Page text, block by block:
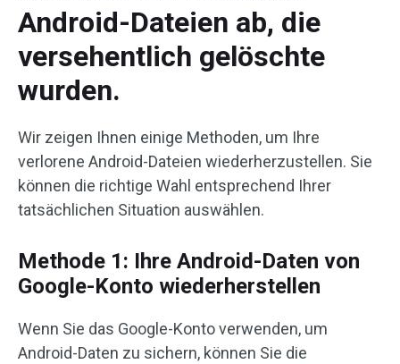
Android-Dateien ab, die
versehentlich gelöschte
wurden.
Wir zeigen Ihnen einige Methoden, um Ihre
verlorene Android-Dateien wiederherzustellen. Sie
können die richtige Wahl entsprechend Ihrer
tatsächlichen Situation auswählen.
Methode 1: Ihre Android-Daten von
Google-Konto wiederherstellen
Wenn Sie das Google-Konto verwenden, um
Android-Daten zu sichern, können Sie die